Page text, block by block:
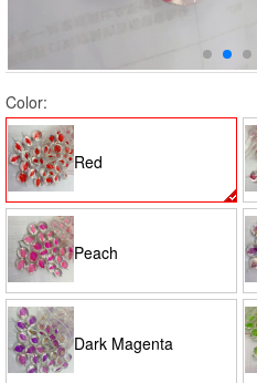
Color:
Red
Peach
Dark Magenta